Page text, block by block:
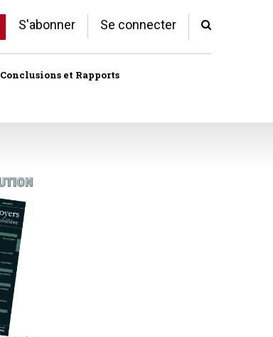
S'abonner Se connecter
Urbanisme et lotissement
Vente immobilière
Conclusions et Rapports